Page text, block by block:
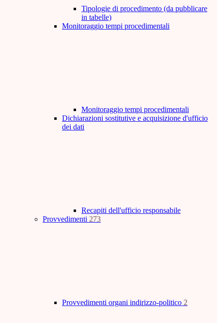
Tipologie di procedimento (da pubblicare
in tabelle)
Monitoraggio tempi procedimentali
Monitoraggio tempi procedimentali
Dichiarazioni sostitutive e acquisizione d'ufficio
dei dati
Recapiti dell'ufficio responsabile
Provvedimenti 273
Provvedimenti organi indirizzo-politico 2